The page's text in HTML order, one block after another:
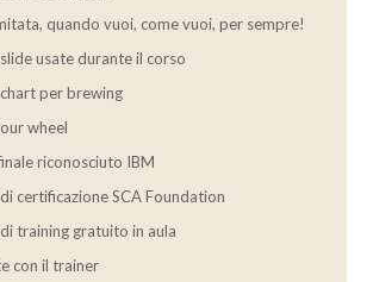
quando vuoi, come vuoi, per sempre!
usate durante il corso
per brewing
wheel
riconosciuto IBM
certificazione SCA Foundation
training gratuito in aula
con il trainer